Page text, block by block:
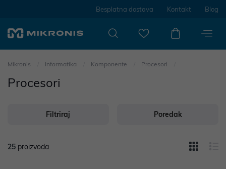
Besplatna dostava Kontakt Blog
Mikronis Informatika Komponente Procesori
Procesori
Filtriraj Poredak
25 proizvoda